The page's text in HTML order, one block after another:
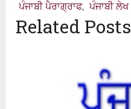
ਪੰਜਾਬੀ ਪੈਰਾਗ੍ਰਾਫ, ਪੰਜਾਬੀ ਲੇਖ
Related Posts